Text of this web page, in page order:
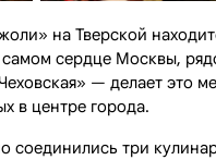
на Тверской
сердце Москвы,
— делает это
в центре города.
соединились три